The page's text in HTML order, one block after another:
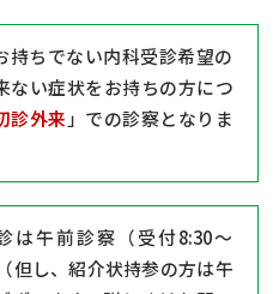
持ちでない内科受診希望の
ない症状をお持ちの方につ
診外来 」での診察となりま
は午前診察（受付8:30～
（但し、紹介状持参の方は午